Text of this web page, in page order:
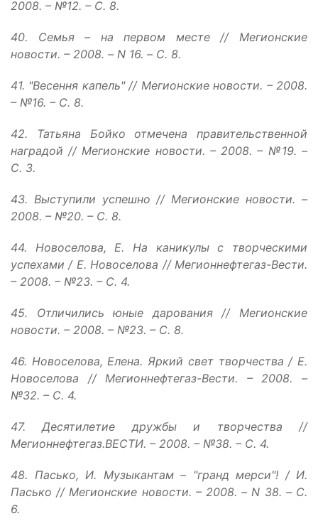
2008. – №12. – С. 8.
40. Семья – на первом месте // Мегионские
новости. – 2008. – N 16. – С. 8.
41. "Весення капель" // Мегионские новости. – 2008.
– №16. – С. 8.
42. Татьяна Бойко отмечена правительственной
наградой // Мегионские новости. – 2008. – №19. –
С. 3.
43. Выступили успешно // Мегионские новости. –
2008. – №20. – С. 8.
44. Новоселова, Е. На каникулы с творческими
успехами / Е. Новоселова // Мегионнефтегаз-Вести.
– 2008. – №23. – С. 4.
45. Отличились юные дарования // Мегионские
новости. – 2008. – №23. – С. 8.
46. Новоселова, Елена. Яркий свет творчества / Е.
Новоселова // Мегионнефтегаз-Вести. – 2008. –
№32. – С. 4.
47. Десятилетие дружбы и творчества //
Мегионнефтегаз.ВЕСТИ. – 2008. – №38. – С. 4.
48. Пасько, И. Музыкантам – "гранд мерси"! / И.
Пасько // Мегионские новости. – 2008. – N 38. – С.
6.